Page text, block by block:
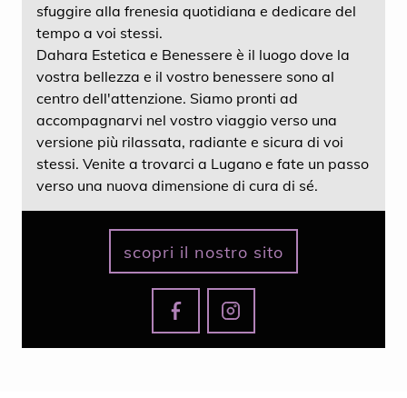
sfuggire alla frenesia quotidiana e dedicare del
tempo a voi stessi.
Dahara Estetica e Benessere è il luogo dove la
vostra bellezza e il vostro benessere sono al
centro dell'attenzione. Siamo pronti ad
accompagnarvi nel vostro viaggio verso una
versione più rilassata, radiante e sicura di voi
stessi. Venite a trovarci a Lugano e fate un passo
verso una nuova dimensione di cura di sé.
scopri il nostro sito